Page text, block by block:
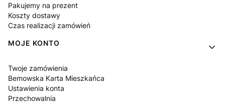
Pakujemy na prezent
Koszty dostawy
Czas realizacji zamówień
MOJE KONTO
Twoje zamówienia
Bemowska Karta Mieszkańca
Ustawienia konta
Przechowalnia